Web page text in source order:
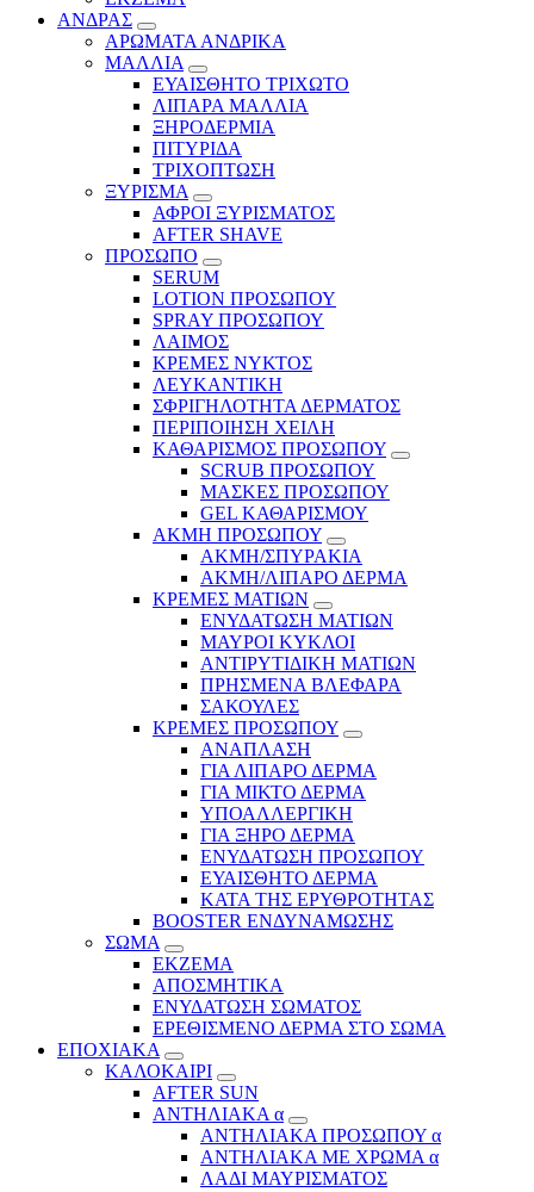
ΑΝΔΡΑΣ
ΑΡΩΜΑΤΑ ΑΝΔΡΙΚΑ
ΜΑΛΛΙΑ
ΕΥΑΙΣΘΗΤΟ ΤΡΙΧΩΤΟ
ΛΙΠΑΡΑ ΜΑΛΛΙΑ
ΞΗΡΟΔΕΡΜΙΑ
ΠΙΤΥΡΙΔΑ
ΤΡΙΧΟΠΤΩΣΗ
ΞΥΡΙΣΜΑ
ΑΦΡΟΙ ΞΥΡΙΣΜΑΤΟΣ
AFTER SHAVE
ΠΡΟΣΩΠΟ
SERUM
LOTION ΠΡΟΣΩΠΟΥ
SPRAY ΠΡΟΣΩΠΟΥ
ΛΑΙΜΟΣ
ΚΡΕΜΕΣ ΝΥΚΤΟΣ
ΛΕΥΚΑΝΤΙΚΗ
ΣΦΡΙΓΗΛΟΤΗΤΑ ΔΕΡΜΑΤΟΣ
ΠΕΡΙΠΟΙΗΣΗ ΧΕΙΛΗ
ΚΑΘΑΡΙΣΜΟΣ ΠΡΟΣΩΠΟΥ
SCRUB ΠΡΟΣΩΠΟΥ
ΜΑΣΚΕΣ ΠΡΟΣΩΠΟΥ
GEL ΚΑΘΑΡΙΣΜΟΥ
ΑΚΜΗ ΠΡΟΣΩΠΟΥ
ΑΚΜΗ/ΣΠΥΡΑΚΙΑ
ΑΚΜΗ/ΛΙΠΑΡΟ ΔΕΡΜΑ
ΚΡΕΜΕΣ ΜΑΤΙΩΝ
ΕΝΥΔΑΤΩΣΗ ΜΑΤΙΩΝ
ΜΑΥΡΟΙ ΚΥΚΛΟΙ
ΑΝΤΙΡΥΤΙΔΙΚΗ ΜΑΤΙΩΝ
ΠΡΗΣΜΕΝΑ ΒΛΕΦΑΡΑ
ΣΑΚΟΥΛΕΣ
ΚΡΕΜΕΣ ΠΡΟΣΩΠΟΥ
ΑΝΑΠΛΑΣΗ
ΓΙΑ ΛΙΠΑΡΟ ΔΕΡΜΑ
ΓΙΑ ΜΙΚΤΟ ΔΕΡΜΑ
ΥΠΟΑΛΛΕΡΓΙΚΗ
ΓΙΑ ΞΗΡΟ ΔΕΡΜΑ
ΕΝΥΔΑΤΩΣΗ ΠΡΟΣΩΠΟΥ
ΕΥΑΙΣΘΗΤΟ ΔΕΡΜΑ
ΚΑΤΑ ΤΗΣ ΕΡΥΘΡΟΤΗΤΑΣ
BOOSTER ΕΝΔΥΝΑΜΩΣΗΣ
ΣΩΜΑ
ΕΚΖΕΜΑ
ΑΠΟΣΜΗΤΙΚΑ
ΕΝΥΔΑΤΩΣΗ ΣΩΜΑΤΟΣ
ΕΡΕΘΙΣΜΕΝΟ ΔΕΡΜΑ ΣΤΟ ΣΩΜΑ
ΕΠΟΧΙΑΚΑ
ΚΑΛΟΚΑΙΡΙ
AFTER SUN
ΑΝΤΗΛΙΑΚΑ α
ΑΝΤΗΛΙΑΚΑ ΠΡΟΣΩΠΟΥ α
ΑΝΤΗΛΙΑΚΑ ΜΕ ΧΡΩΜΑ α
ΛΑΔΙ ΜΑΥΡΙΣΜΑΤΟΣ